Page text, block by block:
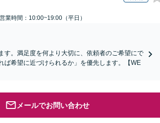
営業時間：10:00~19:00（平日）
す。満足度を何より大切に、依頼者のご希望にで
ば希望に近づけられるか」を優先します。【WE
メールでお問い合わせ